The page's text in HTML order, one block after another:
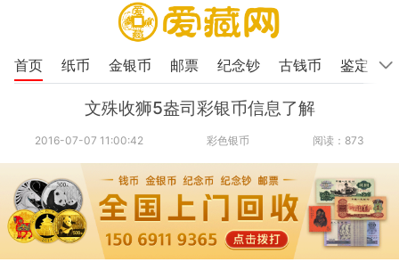
首页 纸币 金银币 邮票 纪念钞 古钱币 鉴定
文殊收狮5盎司彩银币信息了解
2016-07-07 11:00:42 彩色银币 阅读：873